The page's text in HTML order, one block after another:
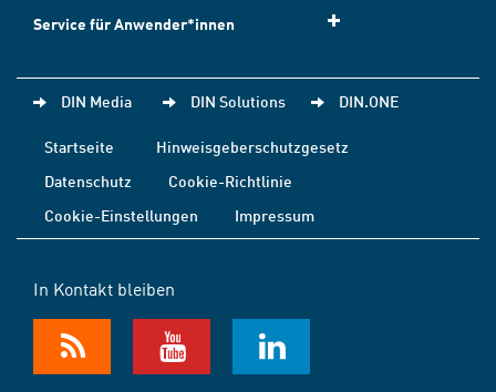
Service für Anwender*innen
DIN Media DIN Solutions DIN.ONE
Startseite
Hinweisgeberschutzgesetz
Datenschutz
Cookie-Richtlinie
Cookie-Einstellungen
Impressum
In Kontakt bleiben